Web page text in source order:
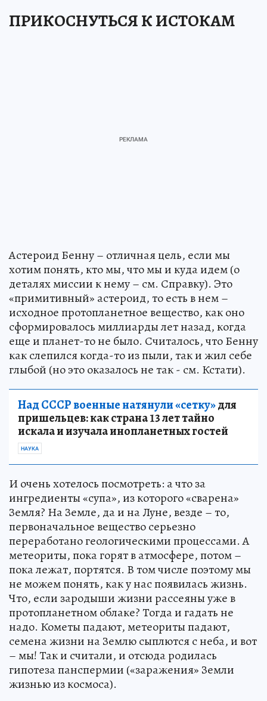
ПРИКОСНУТЬСЯ К ИСТОКАМ
Астероид Бенну – отличная цель, если мы
хотим понять, кто мы, что мы и куда идем (о
деталях миссии к нему – см. Справку). Это
«примитивный» астероид, то есть в нем –
исходное протопланетное вещество, как оно
сформировалось миллиарды лет назад, когда
еще и планет-то не было. Считалось, что Бенну
как слепился когда-то из пыли, так и жил себе
глыбой (но это оказалось не так - см. Кстати).
Над СССР военные натянули «сетку»для
пришельцев: как страна 13 лет тайно
искала и изучала инопланетных гостей
НАУКА
И очень хотелось посмотреть: а что за
ингредиенты «супа», из которого «сварена»
Земля? На Земле, да и на Луне, везде – то,
первоначальное вещество серьезно
переработано геологическими процессами. А
метеориты, пока горят в атмосфере, потом –
пока лежат, портятся. В том числе поэтому мы
не можем понять, как у нас появилась жизнь.
Что, если зародыши жизни рассеяны уже в
протопланетном облаке? Тогда и гадать не
надо. Кометы падают, метеориты падают,
семена жизни на Землю сыплются с неба, и вот
– мы! Так и считали, и отсюда родилась
гипотеза панспермии («заражения» Земли
жизнью из космоса).